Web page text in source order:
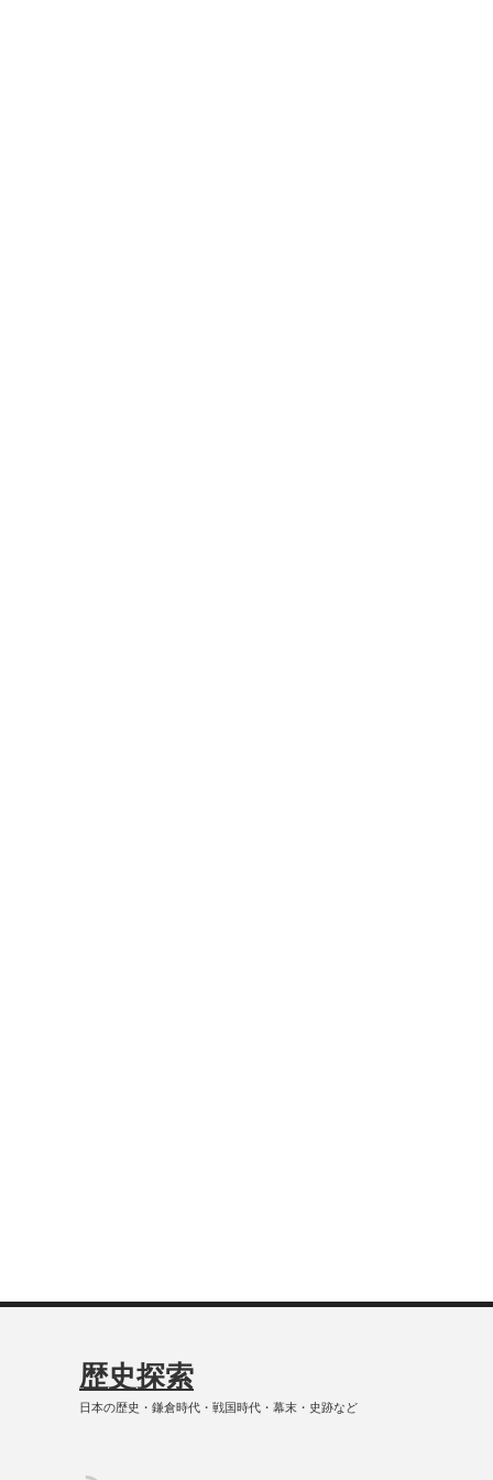
歴史探索
日本の歴史・鎌倉時代・戦国時代・幕末・史跡など